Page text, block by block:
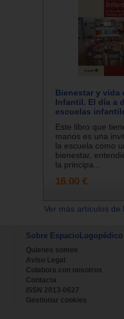
Bienestar y vida
Infantil. El día a
escuelas
Este libro que
manos es una
la escuela como
bienestar,
la principa...
16.00 €
Ver más artículos
Sobre EspacioLogopédico
Quienes somos
Aviso Legal
Colabora con nosotros
Contacta
ISSN 2013-0627
Gestionar cookies